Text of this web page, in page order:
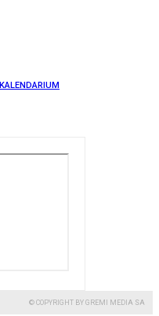
KALENDARIUM
© COPYRIGHT BY GREMI MEDIA SA